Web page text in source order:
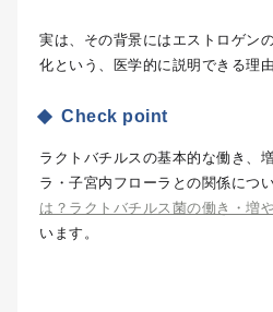
実は、その背景にはエストロゲン
化という、医学的に説明できる理
Check point
ラクトバチルスの基本的な働き、
ラ・子宮内フローラとの関係につい
は？ラクトバチルス菌の働き・増
います。